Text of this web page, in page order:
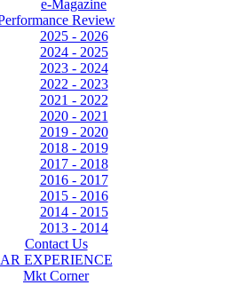
e-Magazine
Review
2025 - 2026
2024 - 2025
2023 - 2024
2022 - 2023
2021 - 2022
2020 - 2021
2019 - 2020
2018 - 2019
2017 - 2018
2016 - 2017
2015 - 2016
2014 - 2015
2013 - 2014
Contact Us
AR EXPERIENCE
Mkt Corner